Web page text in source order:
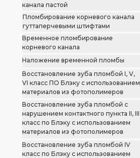
Пломбирование корневого канала
гуттаперчевыми штифтами
Наложение временной пломбы
Временное пломбирование
корневого канала
канала пастой
Восстановление зуба пломбой IV
класс по Блэку с использованием
Восстановление зуба пломбой с
нарушением контактного пункта II, III
класс по Блэку с использованием
материалов из фотополимеров
Восстановление зуба пломбой I, V,
VI класс ПО Блэку с использованием
материалов из фотополимеров